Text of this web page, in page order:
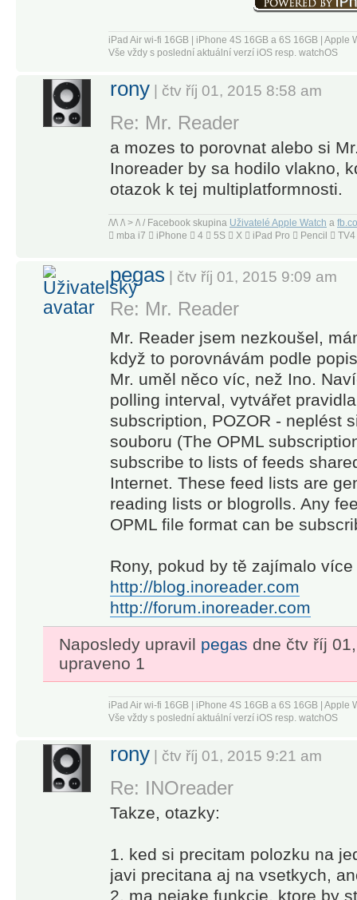
favorite
content
and social
media
feeds.
and collect
across the
web, share
collaborate
with others.
No more
algorithms
and editorial
picks – you
decide
what’s
important to
you. Read
or listen on
the essential
bits and
customize
your view for
the best
Use our
advanced
features to
set up
powerful
the work!
-----
iPad Air wi-fi 16GB | iPhone 4S 16GB a 6S 16GB | Apple
Vše vždy s poslední aktuální verzí iOS resp. watchOS
rony | čtv říj 01, 2015 8:58 am
Re: Mr. Reader
a mozes to porovnat alebo si
Inoreader by sa hodilo vlakno,
otazok k tej multiplatformnosti.
/\/\ /\ > /\ / Facebook skupina Uživatelé Apple Watch a
 mba i7  iPhone  4  5S  X  iPad Pro  Pencil 
pegas | čtv říj 01, 2015 9:09 am
Re: Mr. Reader
Mr. Reader jsem nezkoušel,
když to porovnávám podle
Mr. uměl něco víc, než Ino.
polling interval, vytvářet
subscription, POZOR - neplést
souboru (The OPML
subscribe to lists of feeds
Internet. These feed lists are
reading lists or blogrolls. Any
OPML file format can be
Rony, pokud by tě zajímalo
http://blog.inoreader.com
http://forum.inoreader.com
Naposledy upravil pegas dne čtv říj
upraveno 1
iPad Air wi-fi 16GB | iPhone 4S 16GB a 6S 16GB | Apple
Vše vždy s poslední aktuální verzí iOS resp. watchOS
rony | čtv říj 01, 2015 9:21 am
Re: INOreader
Takze, otazky:
1. ked si precitam polozku na
javi precitana aj na vsetkych,
2. ma nejake funkcie, ktore by